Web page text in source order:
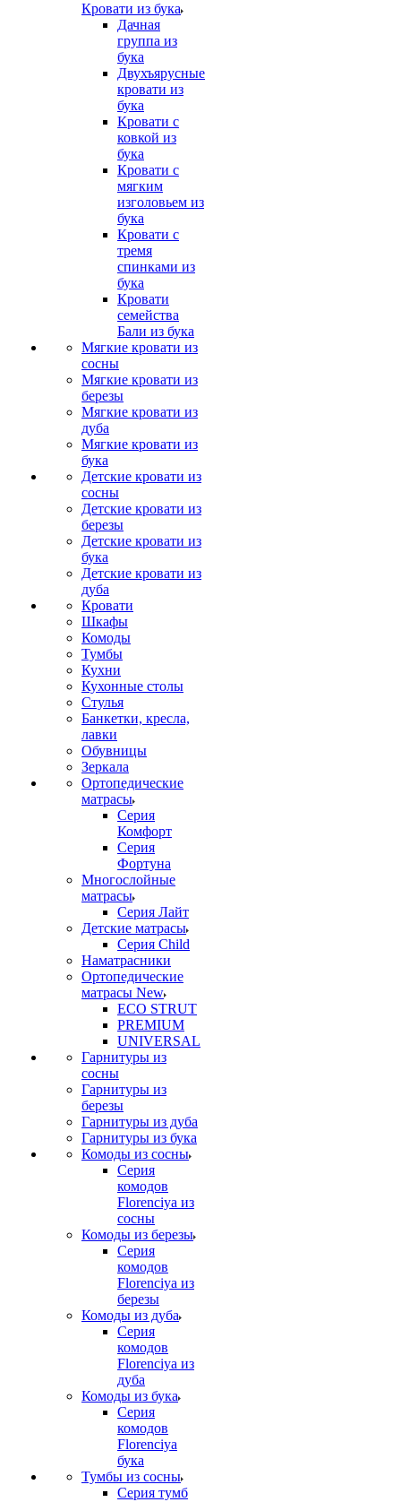
Кровати из бука
Дачная
группа из
бука
Двухъярусные
кровати из
бука
Кровати с
ковкой из
бука
Кровати с
мягким
изголовьем из
бука
Кровати с
тремя
спинками из
бука
Кровати
семейства
Бали из бука
Мягкие кровати из
сосны
Мягкие кровати из
березы
Мягкие кровати из
дуба
Мягкие кровати из
бука
Детские кровати из
сосны
Детские кровати из
березы
Детские кровати из
бука
Детские кровати из
дуба
Кровати
Шкафы
Комоды
Тумбы
Кухни
Кухонные столы
Стулья
Банкетки, кресла,
лавки
Обувницы
Зеркала
Ортопедические
матрасы
Серия
Комфорт
Серия
Фортуна
Многослойные
матрасы
Серия Лайт
Детские матрасы
Серия Child
Наматрасники
Ортопедические
матрасы New
ECO STRUT
PREMIUM
UNIVERSAL
Гарнитуры из
сосны
Гарнитуры из
березы
Гарнитуры из дуба
Гарнитуры из бука
Комоды из сосны
Серия
комодов
Florenciya из
сосны
Комоды из березы
Серия
комодов
Florenciya из
березы
Комоды из дуба
Серия
комодов
Florenciya из
дуба
Комоды из бука
Серия
комодов
Florenciya
бука
Тумбы из сосны
Серия тумб